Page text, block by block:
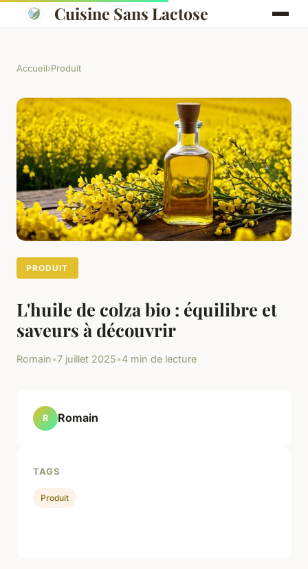
Cuisine Sans Lactose
Accueil›Produit
PRODUIT
L'huile de colza bio : équilibre et
saveurs à découvrir
Romain•7 juillet 2025•4 min de lecture
R Romain
TAGS
Produit